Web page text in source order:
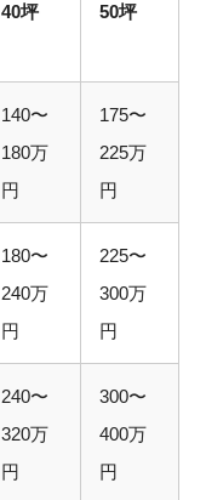
40坪 50坪
140〜
180万
円
175〜
225万
円
180〜
240万
円
225〜
300万
円
240〜
320万
円
300〜
400万
円